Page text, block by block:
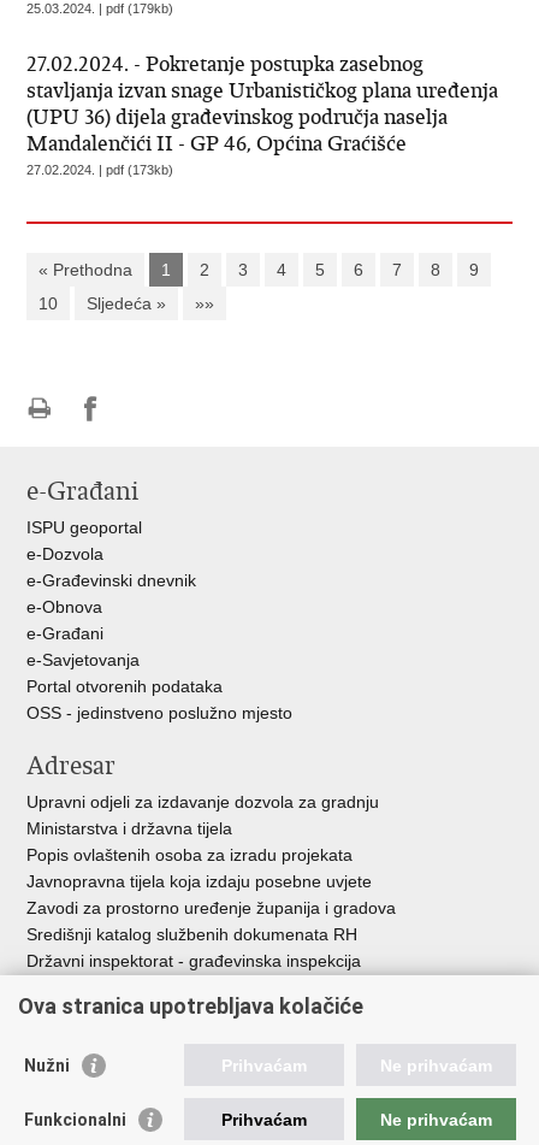
25.03.2024. | pdf (179kb)
27.02.2024. - Pokretanje postupka zasebnog
stavljanja izvan snage Urbanističkog plana uređenja
(UPU 36) dijela građevinskog područja naselja
Mandalenčići II - GP 46, Općina Graćišće
27.02.2024. | pdf (173kb)
« Prethodna 1 2 3 4 5 6 7 8
9
10
Sljedeća » »»
FacebookuTwitteru
e-Građani
ISPU geoportal
e-Dozvola
e-Građevinski dnevnik
e-Obnova
e-Građani
e-Savjetovanja
Portal otvorenih podataka
OSS - jedinstveno poslužno mjesto
Adresar
Upravni odjeli za izdavanje dozvola za gradnju
Ministarstva i državna tijela
Popis ovlaštenih osoba za izradu projekata
Javnopravna tijela koja izdaju posebne uvjete
Zavodi za prostorno uređenje županija i gradova
Središnji katalog službenih dokumenata RH
Državni inspektorat - građevinska inspekcija
Vlada Republike Hrvatske
Agencija za pravni promet i posredovanje nekretninama
Ova stranica upotrebljava kolačiće
Nužni Prihvaćam Ne prihvaćam
Funkcionalni Prihvaćam Ne prihvaćam